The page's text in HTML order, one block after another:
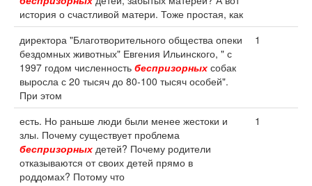
история о счастливой матери. Тоже простая, как
директора "Благотворительного общества опеки
бездомных животных" Евгения Ильинского, " с
1997 годом численность беспризорных собак
выросла с 20 тысяч до 80-100 тысяч особей".
При этом
1
есть. Но раньше люди были менее жестоки и
злы. Почему существует проблема
беспризорных детей? Почему родители
отказываются от своих детей прямо в
роддомах? Потому что
1